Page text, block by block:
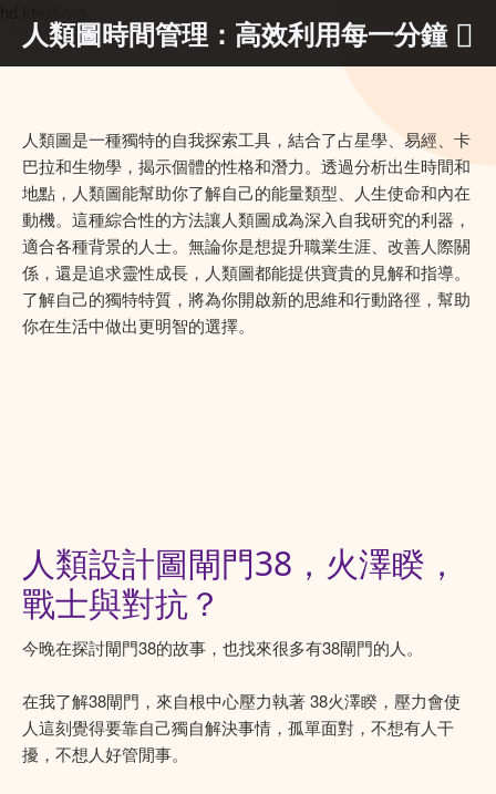
人類圖時間管理：高效利用每一分鐘
人類圖是一種獨特的自我探索工具，結合了占星學、易經、卡
巴拉和生物學，揭示個體的性格和潛力。透過分析出生時間和
地點，人類圖能幫助你了解自己的能量類型、人生使命和內在
動機。這種綜合性的方法讓人類圖成為深入自我研究的利器，
適合各種背景的人士。無論你是想提升職業生涯、改善人際關
係，還是追求靈性成長，人類圖都能提供寶貴的見解和指導。
了解自己的獨特特質，將為你開啟新的思維和行動路徑，幫助
你在生活中做出更明智的選擇。
人類設計圖閘門38，火澤睽，
戰士與對抗？
今晚在探討閘門38的故事，也找來很多有38閘門的人。
在我了解38閘門，來自根中心壓力執著 38火澤睽，壓力會使
人這刻覺得要靠自己獨自解決事情，孤單面對，不想有人干
擾，不想人好管閒事。